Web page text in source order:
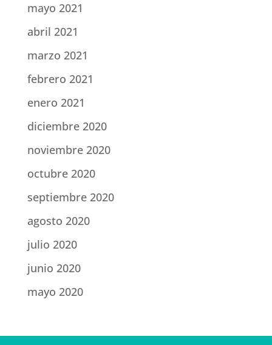
mayo 2021
abril 2021
marzo 2021
febrero 2021
enero 2021
diciembre 2020
noviembre 2020
octubre 2020
septiembre 2020
agosto 2020
julio 2020
junio 2020
mayo 2020